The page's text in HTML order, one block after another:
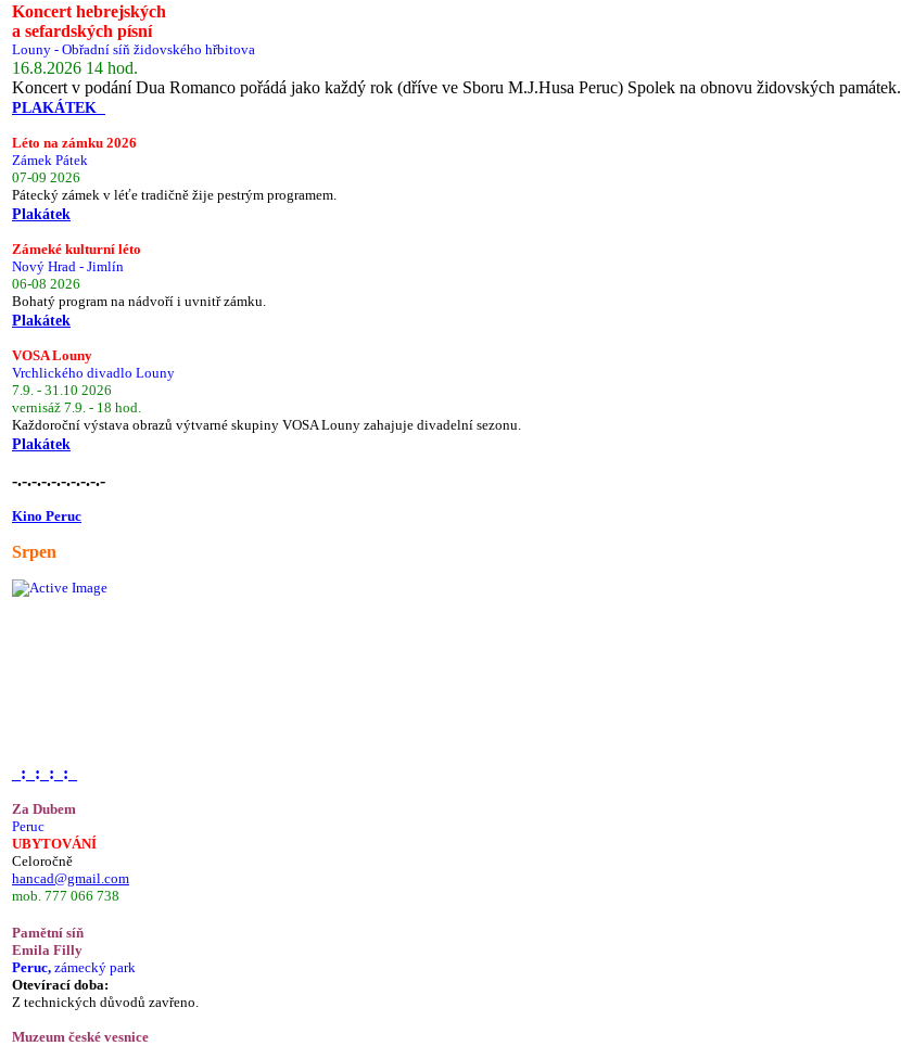
Koncert hebrejských
a sefardských písní
Louny - Obřadní síň židovského hřbitova
16.8.2026 14 hod.
Koncert v podání Dua Romanco pořádá jako každý rok (dříve ve Sboru M.J.Husa Peruc) Spolek na obnovu židovských památek.
PLAKÁTEK
Léto na zámku 2026
Zámek Pátek
07-09 2026
Pátecký zámek v léťe tradičně žije pestrým programem.
Plakátek
Zámeké kulturní léto
Nový Hrad - Jimlín
06-08 2026
Bohatý program na nádvoří i uvnitř zámku.
Plakátek
VOSA Louny
Vrchlického divadlo Louny
7.9. - 31.10 2026
vernisáž 7.9. - 18 hod.
Každoroční výstava obrazů výtvarné skupiny VOSA Louny zahajuje divadelní sezonu.
Plakátek
-.-.-.-.-.-.-.-.-.-
Kino Peruc
Srpen
_:_:_:_:_
Za Dubem
Peruc
UBYTOVÁNÍ
Celoročně
hancad@gmail.com
mob. 777 066 738
Pamětní síň
Emila Filly
Peruc, zámecký park
Otevírací doba:
Z technických důvodů zavřeno.
Muzeum české vesnice